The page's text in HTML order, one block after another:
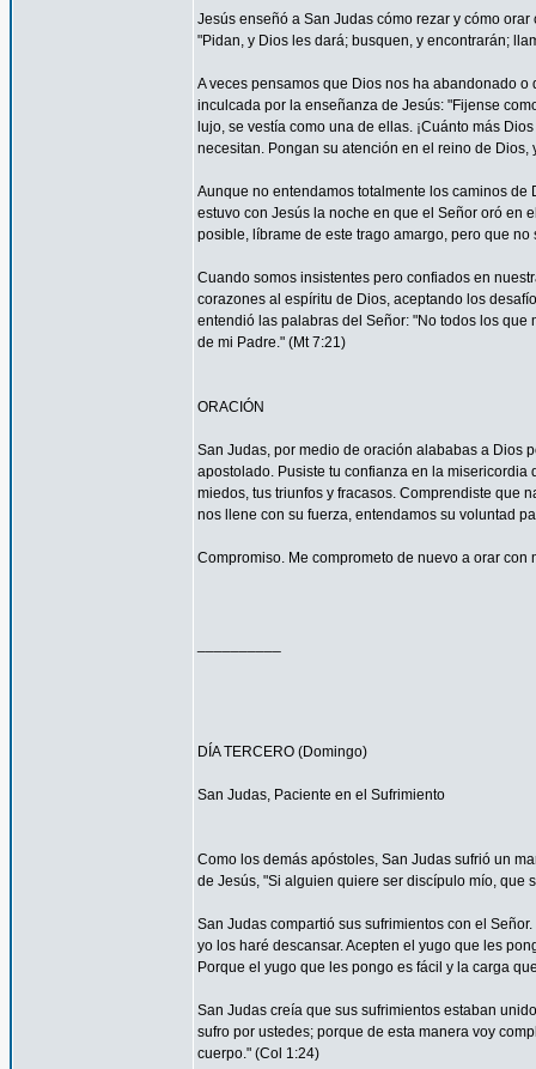
Jesús enseñó a San Judas cómo rezar y cómo
"Pidan, y Dios les dará; busquen, y encontrarán;
A veces pensamos que Dios nos ha abandonado
inculcada por la enseñanza de Jesús: "Fijense
lujo, se vestía como una de ellas. ¡Cuánto más
necesitan. Pongan su atención en el reino de
Aunque no entendamos totalmente los caminos
estuvo con Jesús la noche en que el Señor oró en
posible, líbrame de este trago amargo, pero que
Cuando somos insistentes pero confiados en
corazones al espíritu de Dios, aceptando los
entendió las palabras del Señor: "No todos los
de mi Padre." (Mt 7:21)
ORACIÓN
San Judas, por medio de oración alababas a Dios
apostolado. Pusiste tu confianza en la
miedos, tus triunfos y fracasos. Comprendiste que
nos llene con su fuerza, entendamos su voluntad
Compromiso. Me comprometo de nuevo a orar
DÍA TERCERO (Domingo)
San Judas, Paciente en el Sufrimiento
Como los demás apóstoles, San Judas sufrió un
de Jesús, "Si alguien quiere ser discípulo mío, que
San Judas compartió sus sufrimientos con el
yo los haré descansar. Acepten el yugo que les
Porque el yugo que les pongo es fácil y la carga
San Judas creía que sus sufrimientos estaban
sufro por ustedes; porque de esta manera voy
cuerpo." (Col 1:24)